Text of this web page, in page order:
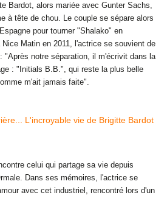
Bardot, alors mariée avec Gunter Sachs,
à tête de chou. Le couple se sépare alors
pour tourner "Shalako" en
Matin en 2011, l'actrice se souvient de
"Après notre séparation, il m'écrivit dans la
: "Initials B.B.", qui reste la plus belle
m'ait jamais faite".
celui qui partage sa vie depuis
Dans ses mémoires, l'actrice se
avec cet industriel, rencontré lors d'un